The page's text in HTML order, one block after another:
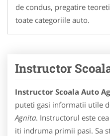
de condus, pregatire
toate categoriile auto.
Instructor
Instructor Scoala Auto
puteti gasi informatii utile
Agnita. Instructorul este
iti indruma primii pasi. Sa